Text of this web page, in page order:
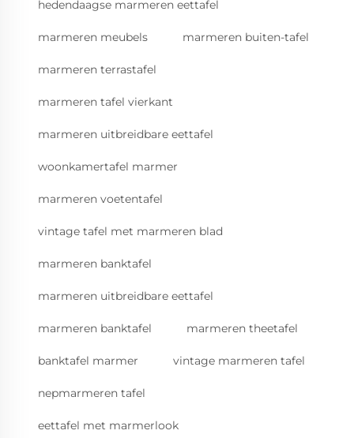
hedendaagse marmeren eettafel
marmeren meubels marmeren buiten-tafel
marmeren terrastafel
marmeren tafel vierkant
marmeren uitbreidbare eettafel
woonkamertafel marmer
marmeren voetentafel
vintage tafel met marmeren blad
marmeren banktafel
marmeren uitbreidbare eettafel
marmeren banktafel marmeren theetafel
banktafel marmer vintage marmeren tafel
nepmarmeren tafel
eettafel met marmerlook